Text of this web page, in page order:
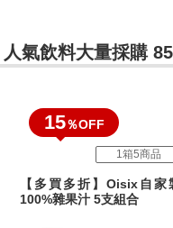
人氣飲料大量採購
15％OFF
1箱5商品
【多買多折】Oisix自家
100%雜果汁 5支組合